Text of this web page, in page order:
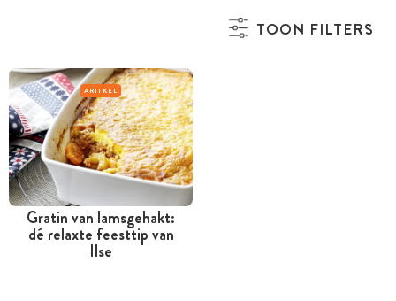
TOON FILTERS
ARTIKEL
Gratin van lamsgehakt:
dé relaxte feesttip van
Ilse